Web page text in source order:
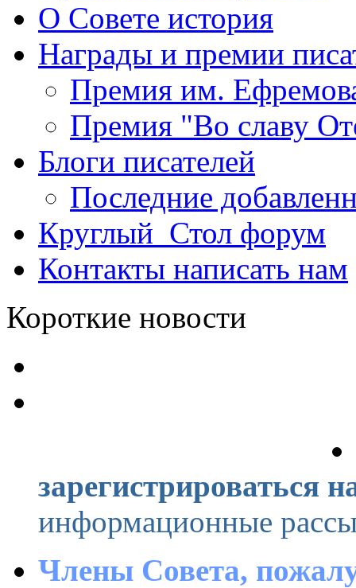
О Совете история
Награды и премии
Премия им.
Премия "Во славу
Блоги писателей
Последние
Круглый_Стол форум
Контакты написать нам
Короткие новости
зарегистрироваться
информационные
Члены Совета,